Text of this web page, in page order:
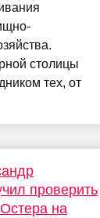
столицы
тех, от
проверить
на